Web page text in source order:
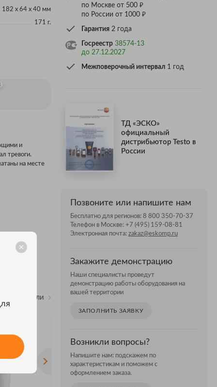
182 x 64 x 40 мм
171 г.
и
тревоги.
на месте
ВСЕ МОДЕЛИ
по Москве от 500 ₽
по России от 1000 ₽
Гарантия2 года
Госреестр 38574-13
до 27.12.2027
Межповерочный интервал1 год
ТД «ЭСКО»
официальный
дистрибьютор Testo в
России
Позвоните или напишите нам
Бесплатно для регионов: 8 800 350-70-37
Телефон в Москве: +7 (495) 159-08-81
Электронная почта: zakaz@eskomp.ru
Закажите демонстрацию
Наши специалисты проведут
демонстрацию работы оборудования на
вашей территории
ЗАПОЛНИТЬ ЗАЯВКУ
Возникли вопросы?
Напишите нам: подскажем по
характеристикам и поможем с
оформлением заказа.